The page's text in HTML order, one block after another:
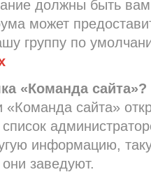
должны быть
может
группу по
«Команда сайта»?
сайта»
информацию,
заведуют.